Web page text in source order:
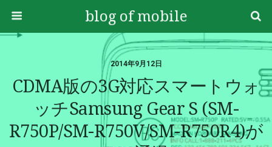
blog of mobile
2014年9月12日
CDMA版の3G対応スマートウォ
ッチSamsung Gear S (SM-
R750P/SM-R750V/SM-R750R4)が